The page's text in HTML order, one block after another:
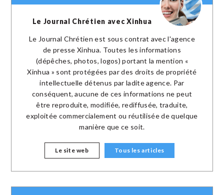
Le Journal Chrétien avec Xinhua
Le Journal Chrétien est sous contrat avec l'agence
de presse Xinhua. Toutes les informations
(dépêches, photos, logos) portant la mention «
Xinhua » sont protégées par des droits de propriété
intellectuelle détenus par ladite agence. Par
conséquent, aucune de ces informations ne peut
être reproduite, modifiée, rediffusée, traduite,
exploitée commercialement ou réutilisée de quelque
manière que ce soit.
Le site web Tous les articles